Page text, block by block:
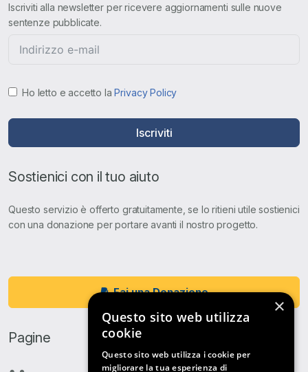
Iscriviti alla newsletter per ricevere aggiornamenti sulle nuove
sentenze pubblicate.
Ho letto e accetto laPrivacy Policy
Iscriviti
Sostienici con il tuo aiuto
Questo servizio è offerto gratuitamente, se lo ritieni utile sostienici
con una donazione per portare avanti il nostro progetto.
Fai una Donazione
Pagine
×
Questo sito web utilizza
cookie
Questo sito web utilizza i cookie per
migliorare la tua esperienza di